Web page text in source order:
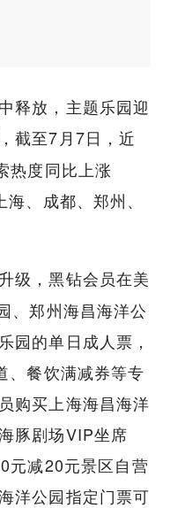
释放，主题乐园迎
截至7月7日，近
热度同比上涨
、成都、郑州、
级，黑钻会员在美
、郑州海昌海洋公
园的单日成人票，
、餐饮满减券等专
购买上海海昌海洋
豚剧场VIP坐席
元减20元景区自营
洋公园指定门票可